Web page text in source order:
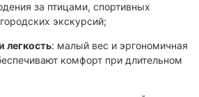
за птицами, спортивных
экскурсий;
легкость: малый вес и эргономичная
комфорт при длительном